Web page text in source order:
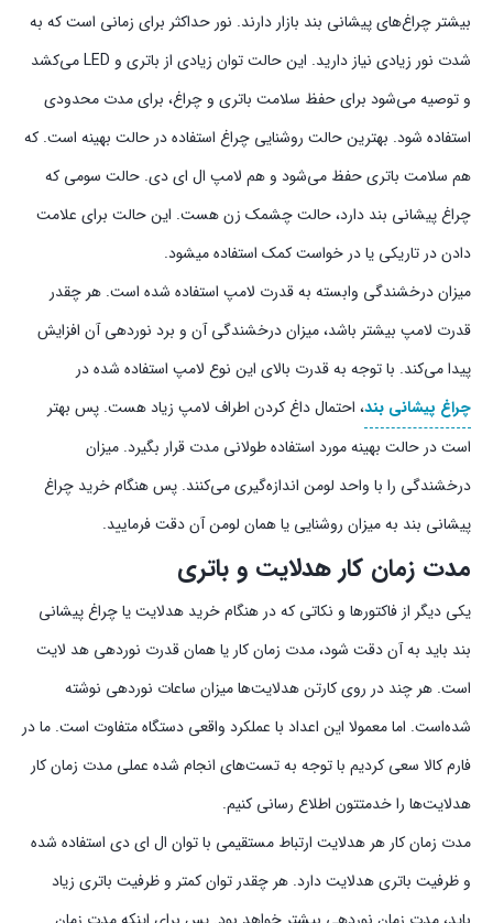
بیشتر چراغ‌های پیشانی بند بازار دارند. نور حداکثر برای زمانی است که به
شدت نور زیادی نیاز دارید. این حالت توان زیادی از باتری و LED می‌کشد
و توصیه می‌شود برای حفظ سلامت باتری و چراغ، برای مدت محدودی
استفاده شود. بهترین حالت روشنایی چراغ استفاده در حالت بهینه است. که
هم سلامت باتری حفظ می‌شود و هم لامپ ال ای دی. حالت سومی که
چراغ پیشانی بند دارد، حالت چشمک زن هست. این حالت برای علامت
دادن در تاریکی یا در خواست کمک استفاده میشود.
میزان درخشندگی وابسته به قدرت لامپ استفاده شده است. هر چقدر
قدرت لامپ بیشتر باشد، میزان درخشندگی آن و برد نوردهی آن افزایش
پیدا می‌کند. با توجه به قدرت بالای این نوع لامپ استفاده شده در
چراغ‌ پیشانی بند، احتمال داغ کردن اطراف لامپ زیاد هست. پس بهتر
است در حالت بهینه مورد استفاده طولانی مدت قرار بگیرد. میزان
درخشندگی را با واحد لومن اندازه‌گیری می‌کنند. پس هنگام خرید چراغ
پیشانی بند به میزان روشنایی یا همان لومن آن دقت فرمایید.
مدت زمان کار هدلایت و باتری
یکی دیگر از فاکتورها و نکاتی که در هنگام خرید هدلایت یا چراغ پیشانی
بند باید به آن دقت شود، مدت زمان کار یا همان قدرت نوردهی هد لایت
است. هر چند در روی کارتن هدلایت‌ها میزان ساعات نوردهی نوشته
شده‌است. اما معمولا این اعداد با عملکرد واقعی دستگاه متفاوت است. ما در
فارم کالا سعی کردیم با توجه به تست‌های انجام شده عملی مدت زمان کار
هدلایت‌ها را خدمتتون اطلاع رسانی کنیم.
مدت زمان کار هر هدلایت ارتباط مستقیمی با توان ال ای دی استفاده شده
و ظرفیت باتری هدلایت دارد. هر چقدر توان کمتر و ظرفیت باتری زیاد